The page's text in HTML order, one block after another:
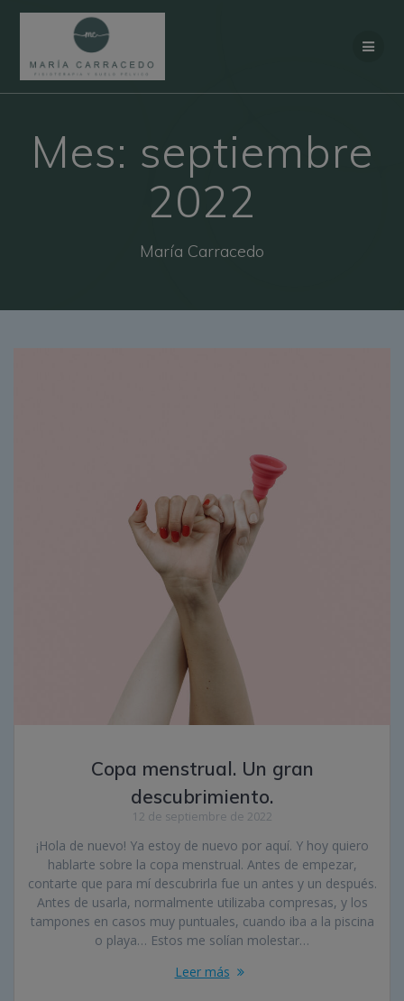
Mes: septiembre
2022
María Carracedo
Copa menstrual. Un gran
descubrimiento.
12 de septiembre de 2022
¡Hola de nuevo! Ya estoy de nuevo por aquí. Y hoy quiero
hablarte sobre la copa menstrual. Antes de empezar,
contarte que para mí descubrirla fue un antes y un después.
Antes de usarla, normalmente utilizaba compresas, y los
tampones en casos muy puntuales, cuando iba a la piscina
o playa… Estos me solían molestar…
Leer más